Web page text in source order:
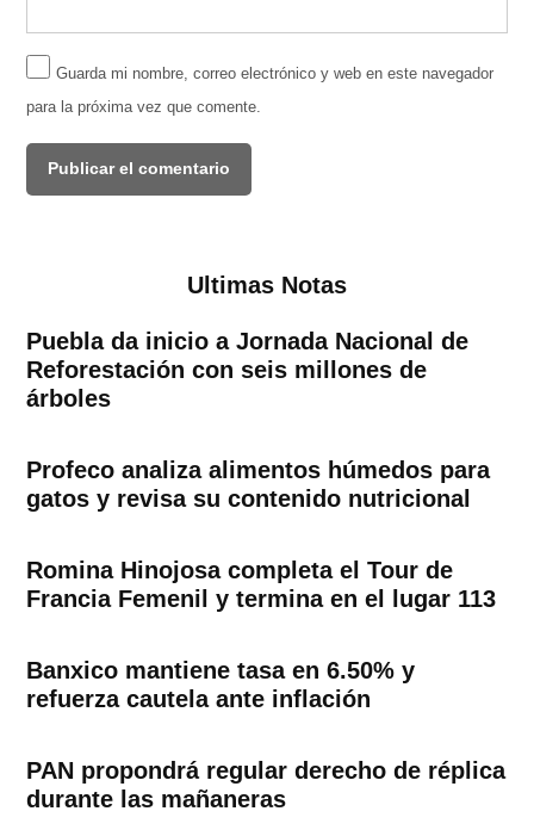
Guarda mi nombre, correo electrónico y web en este navegador
para la próxima vez que comente.
Ultimas Notas
Puebla da inicio a Jornada Nacional de
Reforestación con seis millones de
árboles
Profeco analiza alimentos húmedos para
gatos y revisa su contenido nutricional
Romina Hinojosa completa el Tour de
Francia Femenil y termina en el lugar 113
Banxico mantiene tasa en 6.50% y
refuerza cautela ante inflación
PAN propondrá regular derecho de réplica
durante las mañaneras